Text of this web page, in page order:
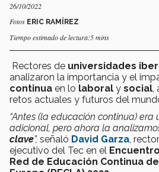
26/10/2022
Fotos ERIC RAMÍREZ
Tiempo estimado de lectura:5 mins
Rectores de universidades
analizaron la importancia y el
continua en lo laboral y social
retos actuales y futuros del
“Antes (la educación continua) era
adicional, pero ahora la
clave”, señaló David Garza ,
ejecutivo del Tec en el
Red de Educación Continua